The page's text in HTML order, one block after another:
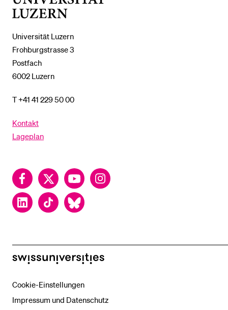
Universität Luzern
Frohburgstrasse 3
Postfach
6002 Luzern
T +41 41 229 50 00
Kontakt
Lageplan
FacebookTwitter YouTubeInstagram
LinkedInTikTok Bluesky
swissuniversities
Cookie-Einstellungen
Impressum und Datenschutz